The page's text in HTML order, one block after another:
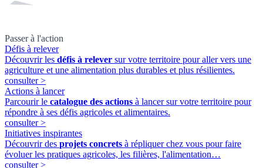
Passer à l'action
Défis à relever
Découvrir les défis à relever sur votre territoire pour aller vers une
agriculture et une alimentation plus durables et plus résilientes.
consulter>
Actions à lancer
Parcourir le catalogue des actions à lancer sur votre territoire pour
répondre à ses défis agricoles et alimentaires.
consulter>
Initiatives inspirantes
Découvrir des projets concrets à répliquer chez vous pour faire
évoluer les pratiques agricoles, les filières, l'alimentation…
consulter>